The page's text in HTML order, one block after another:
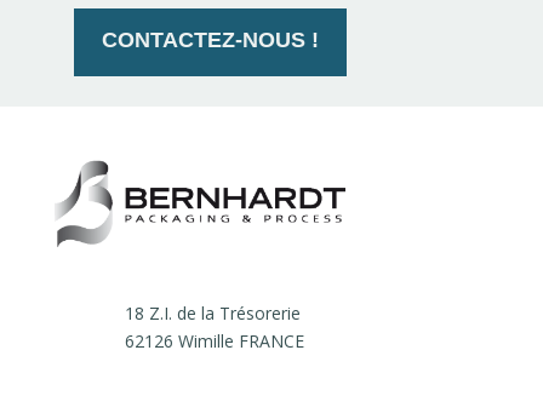
CONTACTEZ-NOUS !
18 Z.I. de la Trésorerie
62126 Wimille FRANCE